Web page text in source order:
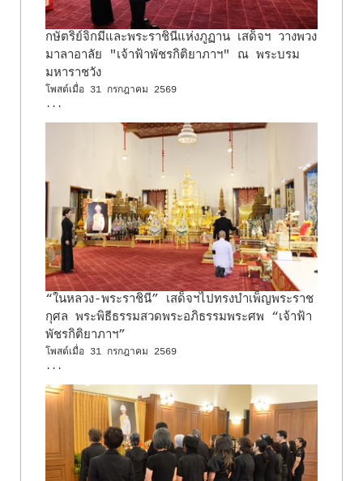
กษัตริย์จิกมีและพระราชินีแห่งภูฏาน เสด็จฯ วางพวง
มาลาอาลัย "เจ้าฟ้าพัชรกิติยาภาฯ" ณ พระบรม
มหาราชวัง
โพสต์เมื่อ 31 กรกฎาคม 2569
...
“ในหลวง-พระราชินี” เสด็จฯไปทรงบำเพ็ญพระราช
กุศล พระพิธีธรรมสวดพระอภิธรรมพระศพ “เจ้าฟ้า
พัชรกิติยาภาฯ”
โพสต์เมื่อ 31 กรกฎาคม 2569
...